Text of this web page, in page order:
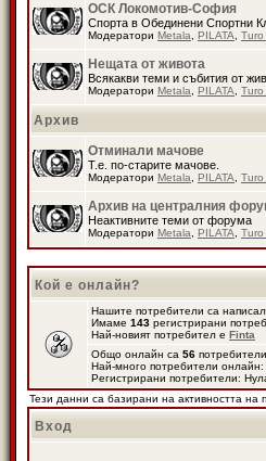
ОСК Локомотив-София
Спорта в Обединени Спортни
Модератори Metala PILATA
Нещата от живота
Всякакви теми и събития от
Модератори Metala PILATA
Архив
Отминали мачове
Т.е. по-старите мачове.
Модератори Metala PILATA
Архив на централния
Неактивните теми от форума
Модератори Metala PILATA
Кой е онлайн?
Нашите потребители са
Имаме 143 регистрирани
Най-новият потребител е Finta
Общо онлайн са 56
Най-много потребители онлайн:
Регистрирани потребители:
Тези данни са базирани на активността на
Вход